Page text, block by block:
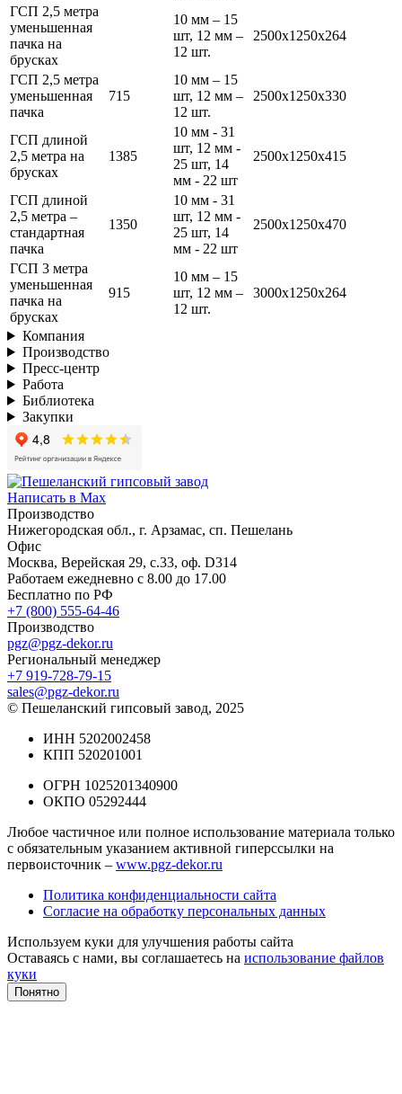
ГСП 2,5 метра
уменьшенная
пачка на
брусках
10 мм – 15
шт, 12 мм –
12 шт.
2500х1250х264
ГСП 2,5 метра
уменьшенная
пачка
715
10 мм – 15
шт, 12 мм –
12 шт.
2500х1250х330
ГСП длиной
2,5 метра на
брусках
1385
10 мм - 31
шт, 12 мм -
25 шт, 14
мм - 22 шт
2500х1250х415
ГСП длиной
2,5 метра –
стандартная
пачка
1350
10 мм - 31
шт, 12 мм -
25 шт, 14
мм - 22 шт
2500х1250х470
ГСП 3 метра
уменьшенная
пачка на
брусках
915
10 мм – 15
шт, 12 мм –
12 шт.
3000х1250х264
Компания
Производство
Пресс-центр
Работа
Библиотека
Закупки
Написать в Max
Производство
Нижегородская обл., г. Арзамас, сп. Пешелань
Офис
Москва, Верейская 29, с.33, оф. D314
Работаем ежедневно с 8.00 до 17.00
Бесплатно по РФ
+7 (800) 555-64-46
Производство
pgz@pgz-dekor.ru
Региональный менеджер
+7 919-728-79-15
sales@pgz-dekor.ru
© Пешеланский гипсовый завод, 2025
ИНН 5202002458
КПП 520201001
ОГРН 1025201340900
ОКПО 05292444
Любое частичное или полное использование материала только
с обязательным указанием активной гиперссылки на
первоисточник – www.pgz-dekor.ru
Политика конфиденциальности сайта
Согласие на обработку персональных данных
Используем куки для улучшения работы сайта
Оставаясь с нами, вы соглашаетесь на использование файлов
куки
Понятно